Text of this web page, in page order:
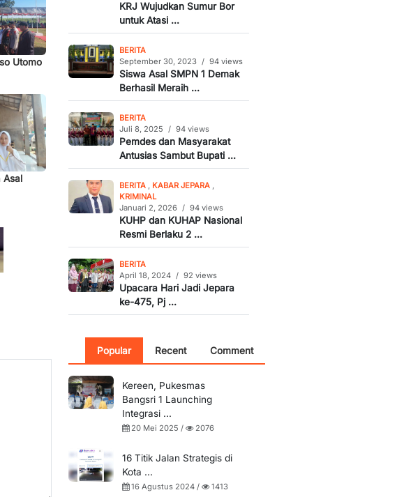
Utomo
Asal
KRJ Wujudkan Sumur Bor
untuk Atasi ...
BERITA
September 30, 2023 / 94 views
Siswa Asal SMPN 1 Demak
Berhasil Meraih ...
BERITA
Juli 8, 2025
/ 94 views
Pemdes dan Masyarakat
Antusias Sambut Bupati ...
BERITA KABAR JEPARA
KRIMINAL
Januari 2, 2026 / 94 views
KUHP dan KUHAP Nasional
Resmi Berlaku 2 ...
BERITA
April 18, 2024 / 92 views
Upacara Hari Jadi Jepara
ke-475, Pj ...
Popular Recent Comment
Kereen, Pukesmas
Bangsri 1 Launching
Integrasi ...
20 Mei 2025 / 2076
16 Titik Jalan Strategis di
Kota ...
16 Agustus 2024 / 1413